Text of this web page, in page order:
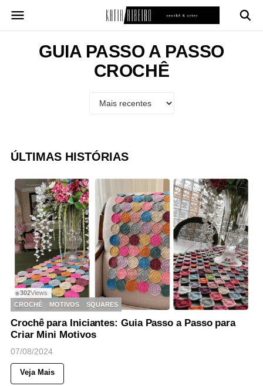
para
GUIA PASSO A PASSO
CROCHÊ
ÚLTIMAS HISTÓRIAS
◉302Views
CROCHÊ
MOTIVOS SQUARES
Crochê para Iniciantes: Guia Passo a Passo para
Criar Mini Motivos
07/08/2024
Veja Mais